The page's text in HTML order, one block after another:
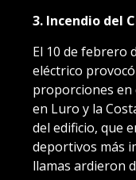
3. Incendio del
El 10 de febrero
eléctrico
proporciones en
en Luro y la
del edificio, que
deportivos más
llamas ardieron